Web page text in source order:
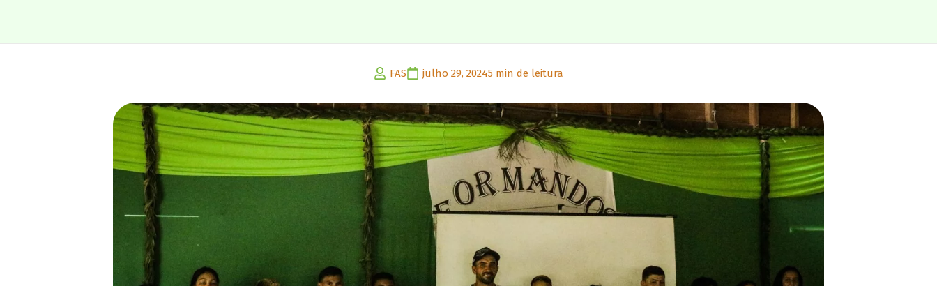
FAS julho 29, 20245 min de leitura